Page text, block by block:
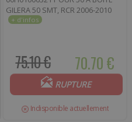
GILERA 50 SMT, RCR 2006-2010
70.70 €
75.10 €
RUPTURE
Indisponible actuellement